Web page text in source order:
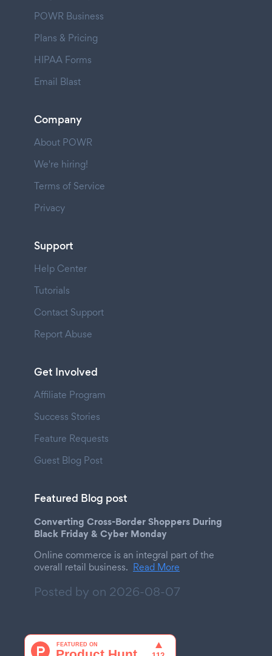
POWR Business
Plans & Pricing
HIPAA Forms
Email Blast
Company
About POWR
We're hiring!
Terms of Service
Privacy
Support
Help Center
Tutorials
Contact Support
Report Abuse
Get Involved
Affiliate Program
Success Stories
Feature Requests
Guest Blog Post
Featured Blog post
Converting Cross-Border Shoppers During
Black Friday & Cyber Monday
Online commerce is an integral part of the
overall retail business. Read More
Posted by on 2026-08-07